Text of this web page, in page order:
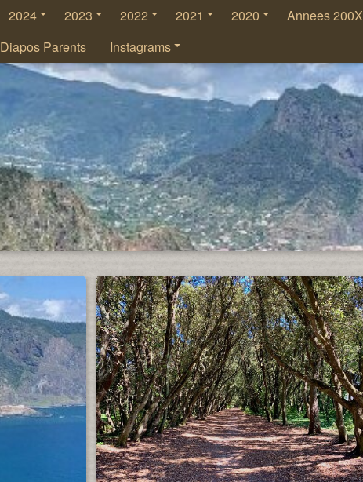
2024 2023 2022 2021 2020 Annees 200X
Diapos Parents Instagrams